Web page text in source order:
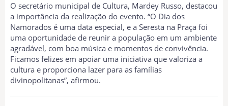
O secretário municipal de Cultura, Mardey Russo, destacou
a importância da realização do evento. “O Dia dos
Namorados é uma data especial, e a Seresta na Praça foi
uma oportunidade de reunir a população em um ambiente
agradável, com boa música e momentos de convivência.
Ficamos felizes em apoiar uma iniciativa que valoriza a
cultura e proporciona lazer para as famílias
divinopolitanas”, afirmou.